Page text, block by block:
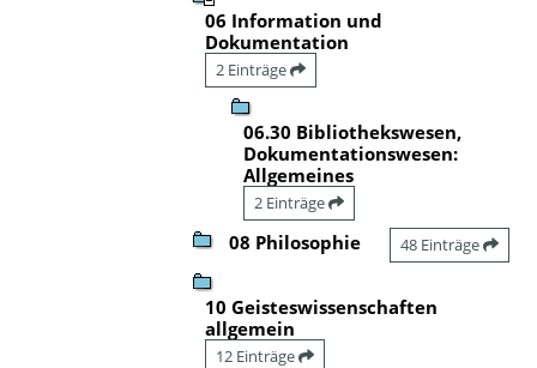
06 Information und
Dokumentation
2 Einträge
06.30 Bibliothekswesen,
Dokumentationswesen:
Allgemeines
2 Einträge
08 Philosophie 48 Einträge
10 Geisteswissenschaften
allgemein
12 Einträge